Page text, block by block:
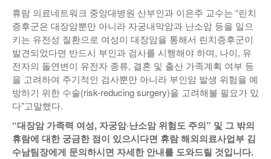
휴람 의료네트워크 중앙대병원 산부인과 이은주 교수는 “린치
증후군은 대장암뿐만 아니라 자궁내막암과 난소암 등을 일으
키는 유전성 질환으로 여성이 대장암을 통해서 린치증후군이
발견되었다면 반드시 부인과 검사를 시행해야 하며, 나이, 유
전자의 돌연변이 유전자 종류, 결혼 및 출산 가족계획 여부 등
을 고려하여 주기적인 검사뿐만 아니라 부인암 발생 위험을 예
방하기 위한 수술(risk-reducing surgery)을 고려해볼 필요가 있
다”고말했다.
“대장암 가족력 여성,자궁암·난소암 위험도 주의” 및 그 밖의
휴람에 대한 궁금한 점이 있으시다면 휴람 해외의료사업부 김
수남팀장에게 문의하시면 자세한 안내를 도와드릴 것입니다.